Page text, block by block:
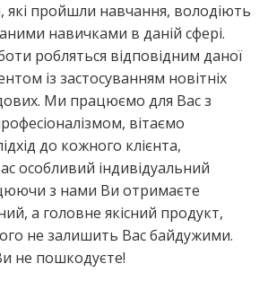
які пройшли навчання, володіють
навичками в даній сфері.
робляться відповідним даної
із застосуванням новітніх
Ми працюємо для Вас з
вітаємо
до кожного клієнта,
особливий індивідуальний
з нами Ви отримаєте
а головне якісний продукт,
не залишить Вас байдужими.
не пошкодуєте!